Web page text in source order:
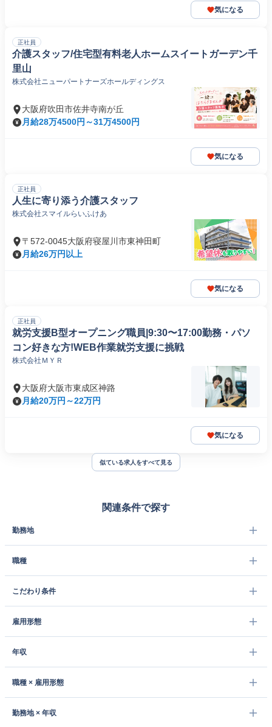
気になる
正社員
介護スタッフ/住宅型有料老人ホームスイートガーデン千
里山
株式会社ニューパートナーズホールディングス
大阪府吹田市佐井寺南が丘
月給28万4500円～31万4500円
気になる
正社員
人生に寄り添う介護スタッフ
株式会社スマイルらいふけあ
〒572-0045大阪府寝屋川市東神田町
月給26万円以上
気になる
正社員
就労支援B型オープニング職員|9:30〜17:00勤務・パソ
コン好きな方!WEB作業就労支援に挑戦
株式会社ＭＹＲ
大阪府大阪市東成区神路
月給20万円～22万円
気になる
似ている求人をすべて見る
関連条件で探す
勤務地
職種
こだわり条件
雇用形態
年収
職種 × 雇用形態
勤務地 × 年収